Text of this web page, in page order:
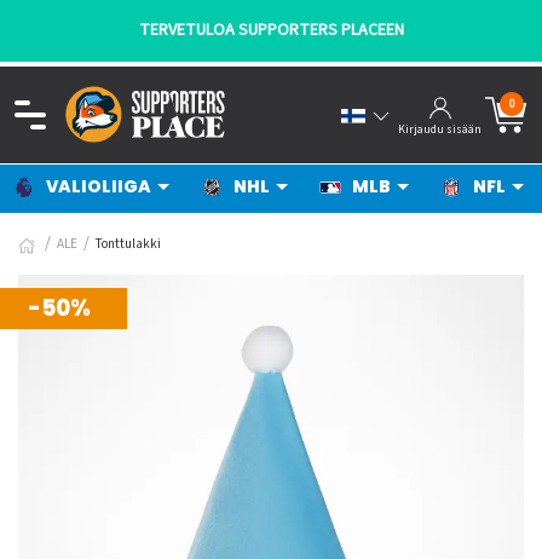
TERVETULOA SUPPORTERS PLACEEN
Kirjaudu sisään
0
VALIOLIIGA NHL MLB NFL
ALE Tonttulakki
-50%